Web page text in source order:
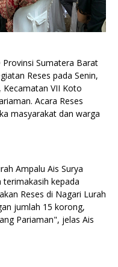
Provinsi Sumatera Barat
Reses pada Senin,
Kecamatan VII Koto
Acara Reses
masyarakat dan warga
Ampalu Ais Surya
kepada
Reses di Nagari Lurah
jumlah 15 korong,
Pariaman", jelas Ais